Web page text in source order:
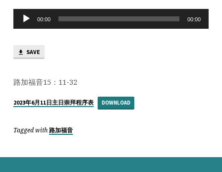
年
月
日
子
比
Audio
Player
00:00 00:00
SAVE
路加福音15：11-32
2023年6月11日主日崇拜程序表 DOWNLOAD
Tagged with 路加福音